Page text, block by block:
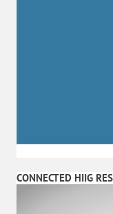
CONNECTED HIIG